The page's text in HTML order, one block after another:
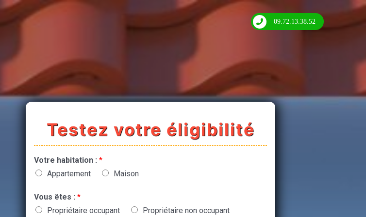
09.72.13.38.52
Testez votre éligibilité
Votre habitation : *
Appartement
Maison
Vous êtes : *
Propriétaire occupant
Propriétaire non occupant